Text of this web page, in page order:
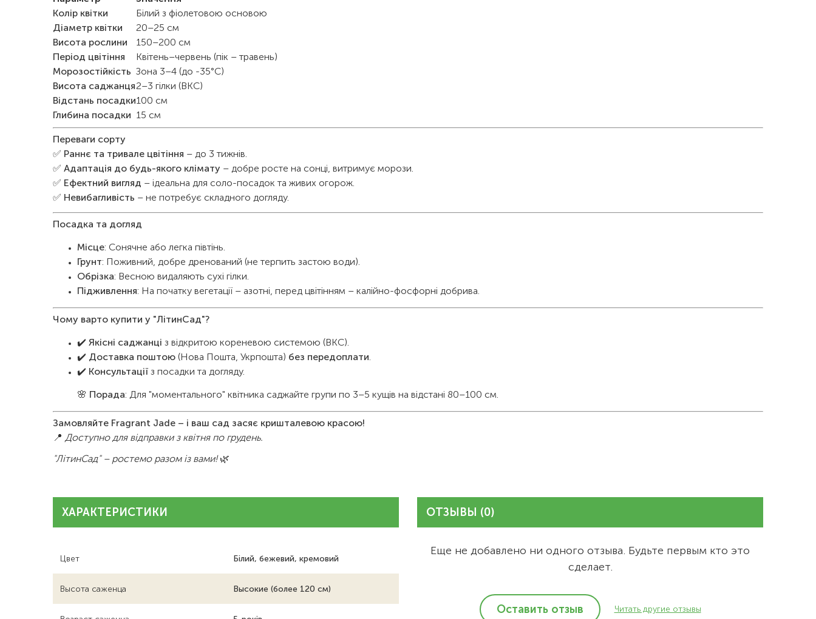
Колір квітки
Білий з фіолетовою основою
Діаметр квітки
20–25 см
Висота рослини
150–200 см
Період цвітіння
Квітень–червень (пік – травень)
Морозостійкість Зона 3–4 (до -35°C)
Висота саджанця2–3 гілки (ВКС)
Відстань посадки100 см
Глибина посадки
15 см
Переваги сорту
✅ Раннє та тривале цвітіння – до 3 тижнів.
✅ Адаптація до будь-якого клімату – добре росте на сонці, витримує морози.
✅ Ефектний вигляд – ідеальна для соло-посадок та живих огорож.
✅ Невибагливість – не потребує складного догляду.
Посадка та догляд
Місце: Сонячне або легка півтінь.
Грунт: Поживний, добре дренований (не терпить застою води).
Обрізка: Весною видаляють сухі гілки.
Підживлення: На початку вегетації – азотні, перед цвітінням – калійно-фосфорні добрива.
Чому варто купити у "ЛітинСад"?
✔️ Якісні саджанці з відкритою кореневою системою (ВКС).
✔️ Доставка поштою (Нова Пошта, Укрпошта) без передоплати.
✔️ Консультації з посадки та догляду.
🌸 Порада: Для "моментального" квітника саджайте групи по 3–5 кущів на відстані 80–100 см.
Замовляйте Fragrant Jade – і ваш сад засяє кришталевою красою!
📍 Доступно для відправки з квітня по грудень.
"ЛітинСад" – ростемо разом із вами!🌿
ХАРАКТЕРИСТИКИ
Цвет Білий, бежевий, кремовий
Высота саженца Высокие (более 120 см)
ОТЗЫВЫ (0)
Еще не добавлено ни одного отзыва. Будьте первым кто это
сделает.
Оставить отзыв Читать другие отзывы